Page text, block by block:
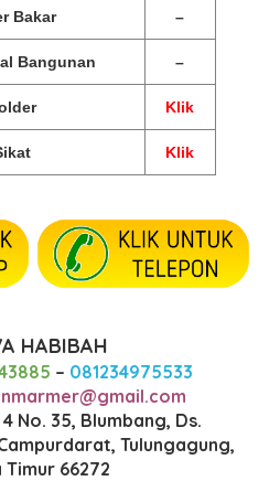
Bakar –
Bangunan –
Klik
Klik
HABIBAH
– 081234975533
No. 35, Blumbang, Ds.
Tulungagung,
Timur 66272